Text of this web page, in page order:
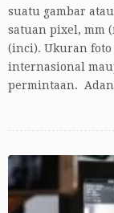
suatu gambar
satuan pixel, mm
(inci). Ukuran
internasional
permintaan.